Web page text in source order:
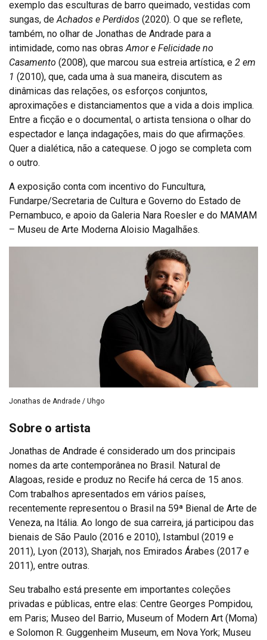
exemplo das esculturas de barro queimado, vestidas com
sungas, deAchados e Perdidos (2020). O que se reflete,
também, no olhar de Jonathas de Andrade para a
intimidade, como nas obrasAmor e Felicidade no
Casamento (2008), que marcou sua estreia artística, e 2 em
1 (2010), que, cada uma à sua maneira, discutem as
dinâmicas das relações, os esforços conjuntos,
aproximações e distanciamentos que a vida a dois implica.
Entre a ficção e o documental, o artista tensiona o olhar do
espectador e lança indagações, mais do que afirmações.
Quer a dialética, não a catequese. O jogo se completa com
o outro.
A exposição conta com incentivo do Funcultura,
Fundarpe/Secretaria de Cultura e Governo do Estado de
Pernambuco, e apoio da Galeria Nara Roesler e do MAMAM
– Museu de Arte Moderna Aloisio Magalhães.
Jonathas de Andrade / Uhgo
Sobre o artista
Jonathas de Andrade é considerado um dos principais
nomes da arte contemporânea no Brasil. Natural de
Alagoas, reside e produz no Recife há cerca de 15 anos.
Com trabalhos apresentados em vários países,
recentemente representou o Brasil na 59ª Bienal de Arte de
Veneza, na Itália. Ao longo de sua carreira, já participou das
bienais de São Paulo (2016 e 2010), Istambul (2019 e
2011), Lyon (2013), Sharjah, nos Emirados Árabes (2017 e
2011), entre outras.
Seu trabalho está presente em importantes coleções
privadas e públicas, entre elas: Centre Georges Pompidou,
em Paris; Museo del Barrio, Museum of Modern Art (Moma)
e Solomon R. Guggenheim Museum, em Nova York; Museu